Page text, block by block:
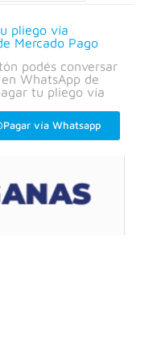
pliego vía
Mercado Pago
podés conversar
WhatsApp de
tu pliego vía
Pagar vía Whatsapp